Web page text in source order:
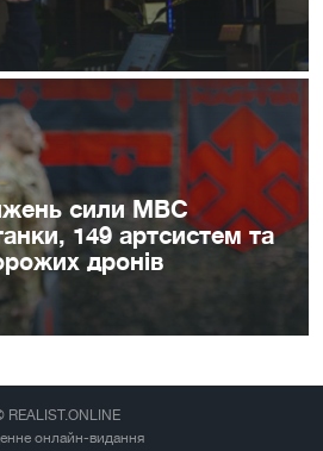
сили МВС
149 артсистем та
дронів
REALIST.ONLINE
онлайн-видання